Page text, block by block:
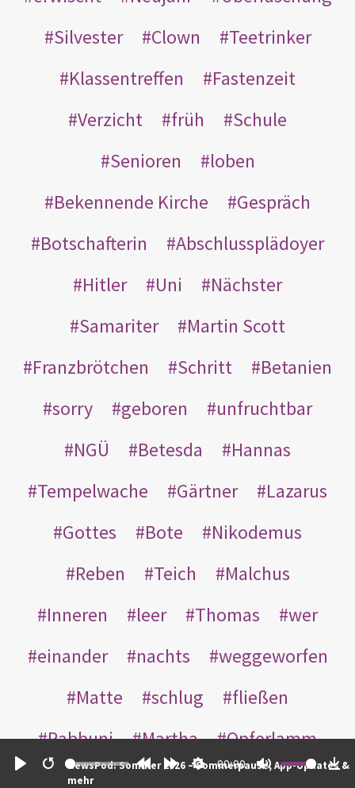
Restart
00:00
NewsPod: Sommer 2026 – Sommerpause, App-Updates &
mehr
Silvester
Clown
Teetrinker
Klassentreffen
Fastenzeit
Verzicht
früh
Schule
Senioren
loben
Bekennende Kirche
Gespräch
Botschafterin
Abschlussplädoyer
Hitler
Uni
Nächster
Samariter
Martin Scott
Franzbrötchen
Schritt
Betanien
sorry
geboren
unfruchtbar
NGÜ
Betesda
Hannas
Tempelwache
Gärtner
Lazarus
Gottes
Bote
Nikodemus
Reben
Teich
Malchus
Inneren
leer Thomas
wer
einander
nachts
weggeworfen
Matte
schlug
fließen
Rabbuni
Martha
Opferlamm
gewaschen
jüdischen